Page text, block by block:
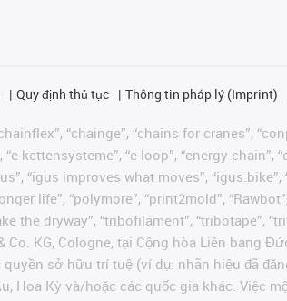
Quy định thủ tục Thông tin pháp lý (Imprint)
“chainge”, “chains for cranes”,
kettensysteme”, “e-loop”, “energy
“igus improves what moves”,
life”, “polymore”, “print2mold”, “Rawbot”,
the dryway”, “tribofilament”,
KG, Cologne, tại Cộng hòa Liên bang
sở hữu trí tuệ (ví dụ: nhãn hiệu đã
Hoa Kỳ và/hoặc các quốc gia khác. Việc